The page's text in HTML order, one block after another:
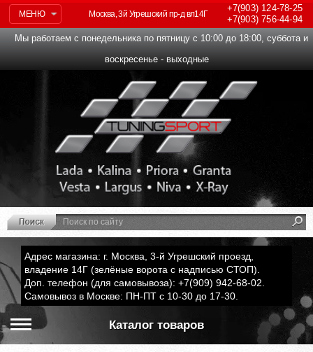
МЕНЮ
+7(903)124-78-25
+7(903)756-44-94
Москва, 3й Угрешский пр-д вл14Г
Мы работаем с понедельника по пятницу с 10:00 до 18:00, суббота и
воскресенье - выходные
Адрес магазина: г. Москва, 3-й Угрешский проезд,
владение 14Г (зелёные ворота с надписью СТОП).
Доп. телефон (для самовывоза): +7(909) 942-68-02.
Самовывоз в Москве: ПН-ПТ с 10-30 до 17-30.
Каталог товаров